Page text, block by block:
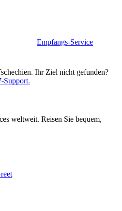
Empfangs-Service
Ihr Ziel nicht gefunden?
Support.
weltweit. Reisen Sie bequem,